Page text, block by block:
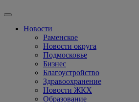
Новости
Раменское
Новости округа
Подмосковье
Бизнес
Благоустройство
Здравоохранение
Новости ЖКХ
Образование